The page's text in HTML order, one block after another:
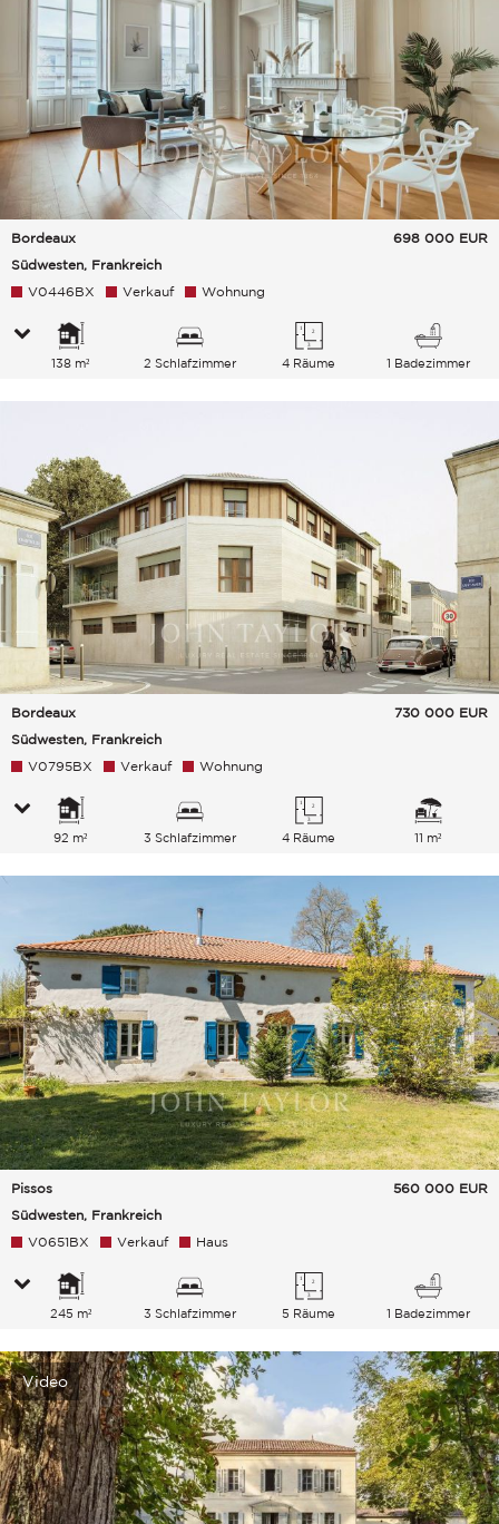
Bordeaux
Südwesten, Frankreich
698 000 EUR
V0446BX Verkauf Wohnung
138 m² 2 Schlafzimmer 4 Räume 1 Badezimmer
Bordeaux
Südwesten, Frankreich
730 000 EUR
V0795BX Verkauf Wohnung
92 m² 3 Schlafzimmer 4 Räume 11 m²
Pissos
Südwesten, Frankreich
560 000 EUR
V0651BX Verkauf Haus
245 m² 3 Schlafzimmer 5 Räume 1 Badezimmer
Video